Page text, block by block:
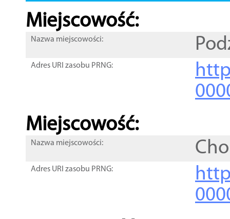
Miejscowość:
Nazwa miejscowości:
Adres URI zasobu PRNG:
Miejscowość:
Nazwa miejscowości:
Adres URI zasobu PRNG: